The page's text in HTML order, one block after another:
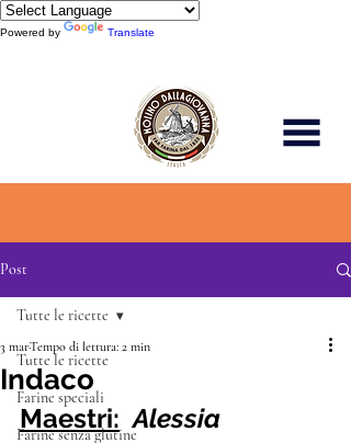
Powered by Translate
Post
Tutte le ricette
Farine speciali
Farine senza glutine
Tutte le ricette
Indaco
3 marTempo di lettura: 2 min
Maestri: Alessia